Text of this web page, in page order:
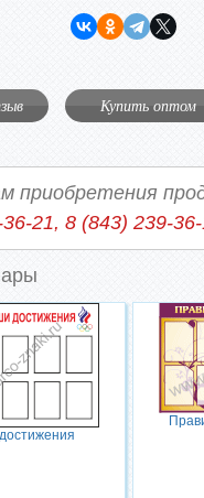
Купить оптом
приобретения
21, 8 (843) 239-